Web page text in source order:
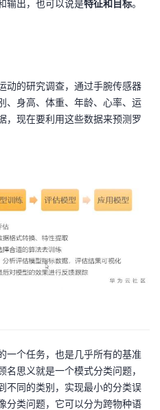
输出，也可以说是特征和目标。
动的研究调查，通过手腕传感器
、身高、体重、年龄、心率、运
，现在要利用这些数据来预测罗
一个任务，也是几乎所有的基准
思义就是一个模式分类问题，
不同的类别，实现最小的分类误
分类问题，它可以分为跨物种语